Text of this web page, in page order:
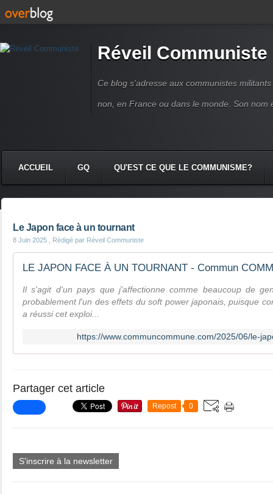
Réveil Communiste
Ce blog s'adresse aux communistes
non, en France ou dans le monde. Son nom
ACCUEIL GQ QU'EST CE QUE LE COMMUNISME?
Le Japon face à un tournant
8 Juin 2025 , Rédigé par Réveil Communiste
Il s'agit d'un pays que j'affectionne comme beaucoup de
probablement l'un des effets du soft power japonais, puisque
a réussi cet exploi...
https://www.communcommune.com/2025/06/le-
Partager cet article
Repost 0
S'inscrire à la newsletter